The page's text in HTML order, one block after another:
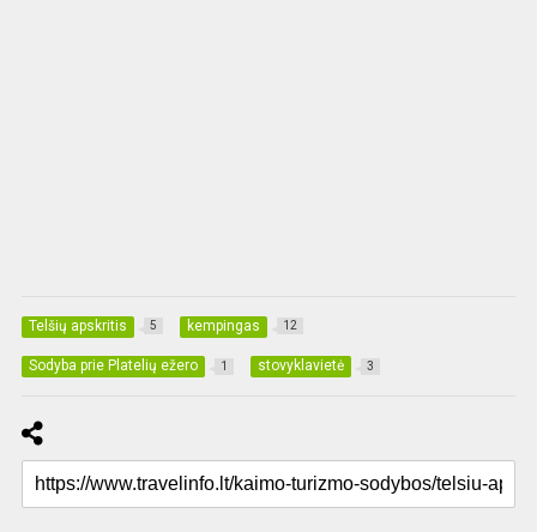
Telšių apskritis 5 kempingas 12
Sodyba prie Platelių ežero 1 stovyklavietė 3